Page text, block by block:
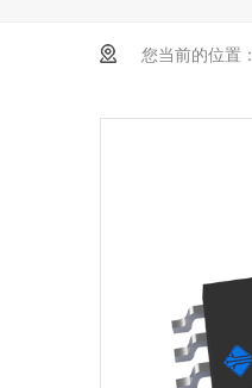
您当前的位置：